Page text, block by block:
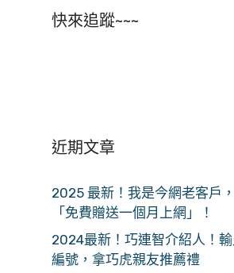
快來追蹤~~~
近期文章
2025 最新！我是今網老客戶
「免費贈送一個月上網」！
2024最新！巧連智介紹人！
編號，拿巧虎親友推薦禮